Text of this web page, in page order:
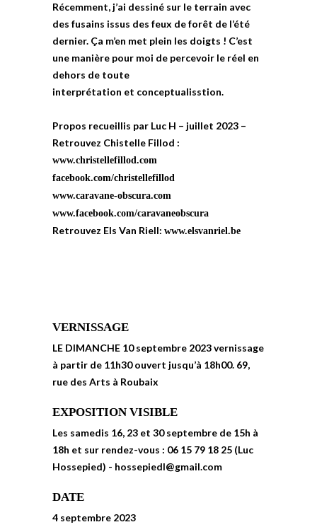
Récemment, j’ai dessiné sur le terrain avec
des fusains issus des feux de forêt de l’été
dernier. Ça m’en met plein les doigts ! C’est
une manière pour moi de percevoir le réel en
dehors de toute
interprétation et conceptualisstion.
Propos recueillis par Luc H – juillet 2023 –
Retrouvez Chistelle Fillod :
www.christellefillod.com
facebook.com/christellefillod
www.caravane-obscura.com
www.facebook.com/caravaneobscura
Retrouvez Els Van Riell: www.elsvanriel.be
VERNISSAGE
LE DIMANCHE 10 septembre 2023 vernissage
à partir de 11h30 ouvert jusqu’à 18h00. 69,
rue des Arts à Roubaix
EXPOSITION VISIBLE
Les samedis 16, 23 et 30 septembre de 15h à
18h et sur rendez-vous : 06 15 79 18 25 (Luc
Hossepied) - hossepiedl@gmail.com
DATE
4 septembre 2023